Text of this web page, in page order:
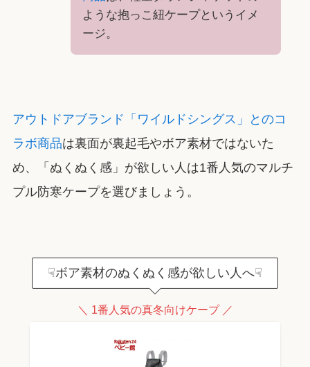
ような抱っこ紐ケープというイメ
ージ。
アウトドアブランド「ワイルドシングス」とのコ
ラボ商品は裏面が裏起毛やボア素材ではないた
め、「ぬくぬく感」が欲しい人は1番人気のマルチ
プル防寒ケープを選びましょう。
☟ボア素材のぬくぬく感が欲しい人へ☟
＼ 1番人気の真冬向けケープ ／